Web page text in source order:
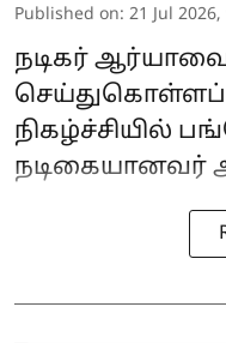
Published on: 21 Jul
நடிகர்
நிகழ்ச்சியில்
நடிகையானவர்